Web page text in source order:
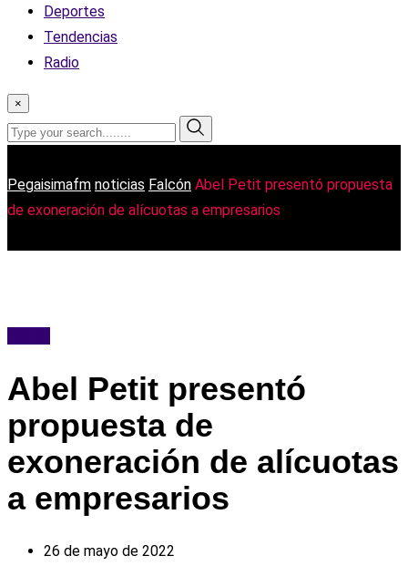
Deportes
Tendencias
Radio
×
Pegaisimafm noticias Falcón Abel Petit presentó propuesta
de exoneración de alícuotas a empresarios
Abel Petit presentó
propuesta de
exoneración de alícuotas
a empresarios
26 de mayo de 2022